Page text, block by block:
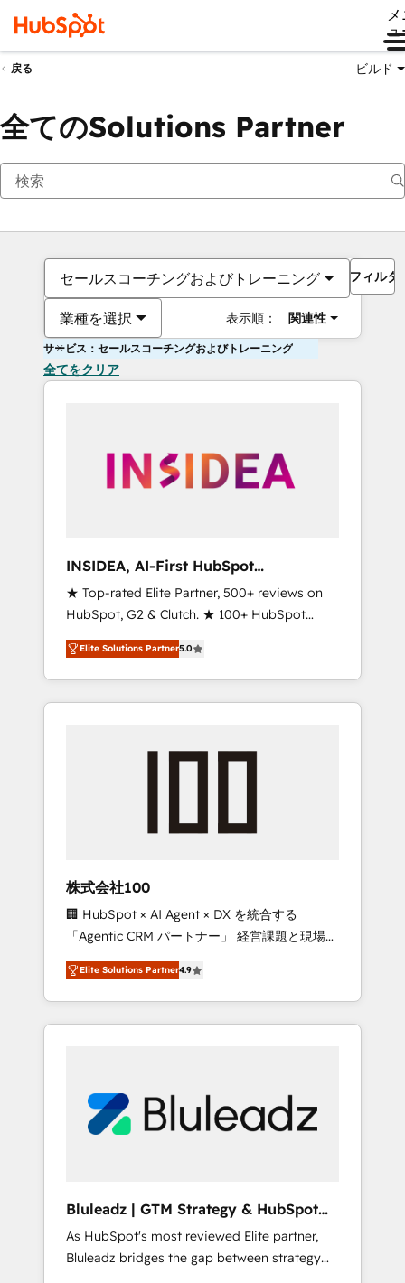
ュ
戻る ビルド
全てのSolutions Partner
セールスコーチングおよびトレーニング
業種を選択 表示順： 関連性
フィルタ
サービス：セールスコーチングおよびトレーニング
全てをクリア
INSIDEA, AI-First HubSpot
Onboarding & RevOps
★ Top-rated Elite Partner, 500+ reviews on
HubSpot, G2 & Clutch. ★ 100+ HubSpot
Certified Experts & Trainers across the team
★ 1,500+ implementations across five
continents ★ AI-First, RevOps-led,
Onboarding obsessed ★ Company of the
engine. We onboard your team, migrate your
from any legacy CRM. Zero downtime, full
data integrity. ➤ Implementation: Configure
HubSpot to run your revenue process. Sales,
marketing, and service wired together. ➤ AI
and Integrations: Layer Breeze AI, custom
agents, and APIs to remove manual work. ➤
Ongoing Management: Monthly tune-ups,
portal? We are built for the work.
Elite Solutions Partner5.0
株式会社100
🏢 HubSpot × AI Agent × DX を統合する
「Agentic CRM パートナー」 経営課題と現場業
務をつなぐAIネイティブ・エージェンシーとし
て、HubSpot Eliteの実装力で顧客フロント業務
を再設計します。 💡 100inc は何をする会社
か？ HubSpotを共通基盤に、AIエージェントを
部・グループ会社・部門が分立する組織で、デ
ータと業務プロセスのサイロ化を、CRMを軸と
ら、GTMの見える化・自動化まで。全Hub統合
運用、データ品質設計、グループ横断のCRM統
合に対応します。 2️⃣ AIエージェント組織構築
Elite Solutions Partner4.9
Bluleadz | GTM Strategy & HubSpot
Implementation
As HubSpot's most reviewed Elite partner,
Bluleadz bridges the gap between strategy
and execution. We don't just "set up tools" —